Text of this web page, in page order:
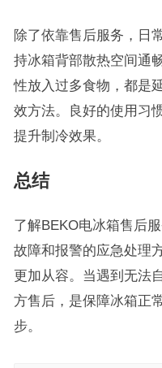
除了依靠售后服务，日
持冰箱背部散热空间通
性放入过多食物，都是
效方法。良好的使用习
提升制冷效果。
总结
了解BEKO电冰箱售后
故障和报警的应急处理
更加从容。当遇到无法
方售后，是保障冰箱正
步。